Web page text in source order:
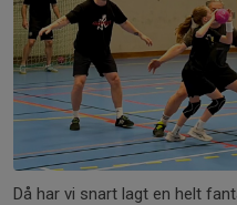
Då har vi snart lagt en helt